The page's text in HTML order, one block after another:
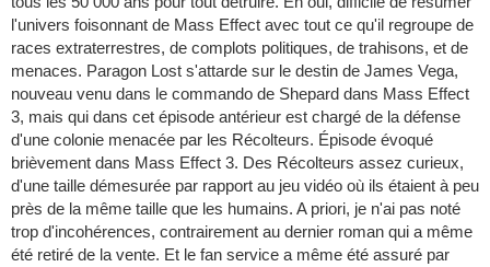
l'univers foisonnant de Mass Effect avec tout ce qu'il regroupe de
races extraterrestres, de complots politiques, de trahisons, et de
menaces. Paragon Lost s'attarde sur le destin de James Vega,
nouveau venu dans le commando de Shepard dans Mass Effect
3, mais qui dans cet épisode antérieur est chargé de la défense
d'une colonie menacée par les Récolteurs. Épisode évoqué
brièvement dans Mass Effect 3. Des Récolteurs assez curieux,
d'une taille démesurée par rapport au jeu vidéo où ils étaient à peu
près de la même taille que les humains. A priori, je n'ai pas noté
trop d'incohérences, contrairement au dernier roman qui a même
été retiré de la vente. Et le fan service a même été assuré par